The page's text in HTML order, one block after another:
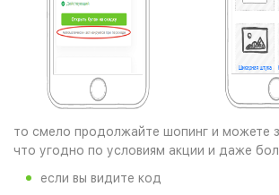
то смело продолжайте шопинг и можете
что угодно по условиям акции и даже
если вы видите код